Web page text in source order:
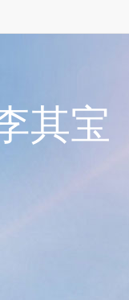
然！
其宝